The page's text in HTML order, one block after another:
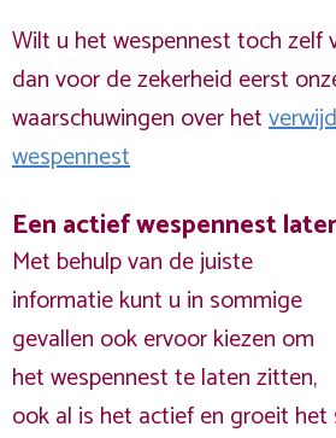
Wilt u het wespennest toch zelf
dan voor de zekerheid eerst
waarschuwingen over het
wespennest
Een actief wespennest
Met behulp van de juiste
informatie kunt u in sommige
gevallen ook ervoor kiezen om
het wespennest te laten zitten,
ook al is het actief en groeit het